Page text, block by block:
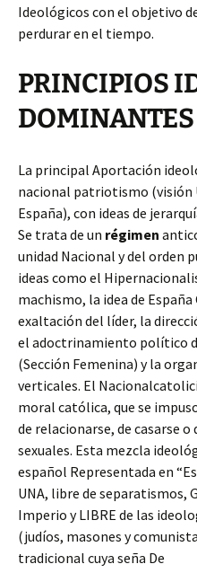
Ideológicos con el objetivo
perdurar en el tiempo.
PRINCIPIOS
DOMINANTES
La principal Aportación
nacional patriotismo (visión
España), con ideas de
Se trata de un régimen
unidad Nacional y del orden
ideas como el
machismo, la idea de
exaltación del líder, la
el adoctrinamiento político
(Sección Femenina) y la
verticales. El
moral católica, que se
de relacionarse, de casarse
sexuales. Esta mezcla
español Representada en
UNA, libre de separatismos,
Imperio y LIBRE de las
(judíos, masones y
tradicional cuya seña De